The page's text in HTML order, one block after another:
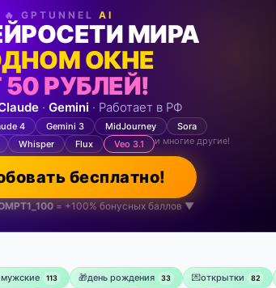
🔥 GPTUNNEL AI
МИРА
ОКНЕ
50 РУБЛЕЙ!
· Gemini · Работает в РФ
4 Gemini 3 MidJourney
Sora
Whisper Flux Veo 3.1 и многие другие!
бесплатно!
= +100% бонусных баллов ▼
113 🎁день рождения 33 💌открытки 82